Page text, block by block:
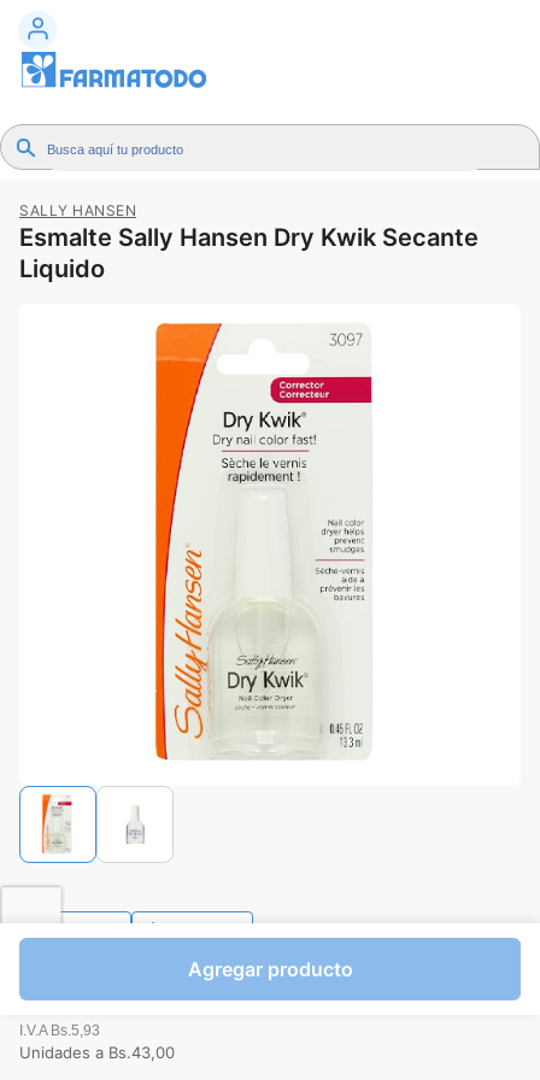
SALLY HANSEN
Esmalte Sally Hansen Dry Kwik Secante
Liquido
Favorito
Bs.43,00
I.V.A Bs.5,93
Unidades a Bs.43,00
Agregar producto